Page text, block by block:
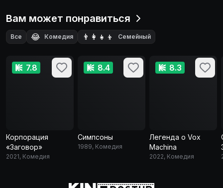
Вам может понравиться
Все 😂 Комедия 👨‍👩‍👧‍👦 Семейный
🎭 Драма 🕵️ Детектив
7.8
Корпорация
«Заговор»
2021, Комедия
8.4
Симпсоны
1989, Комедия
8.3
Легенда о Vox
Machina
2022, Комедия